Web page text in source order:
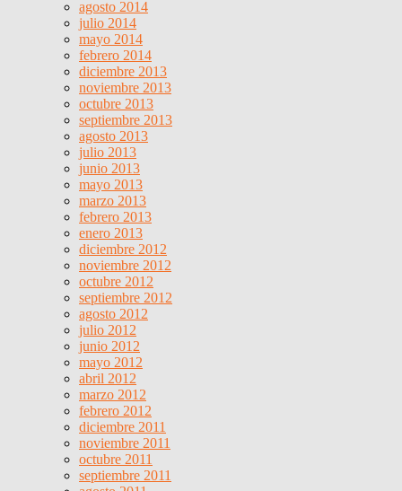
agosto 2014
julio 2014
mayo 2014
febrero 2014
diciembre 2013
noviembre 2013
octubre 2013
septiembre 2013
agosto 2013
julio 2013
junio 2013
mayo 2013
marzo 2013
febrero 2013
enero 2013
diciembre 2012
noviembre 2012
octubre 2012
septiembre 2012
agosto 2012
julio 2012
junio 2012
mayo 2012
abril 2012
marzo 2012
febrero 2012
diciembre 2011
noviembre 2011
octubre 2011
septiembre 2011